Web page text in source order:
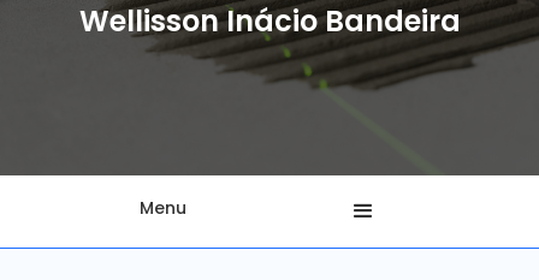
Wellisson Inácio Bandeira
Menu